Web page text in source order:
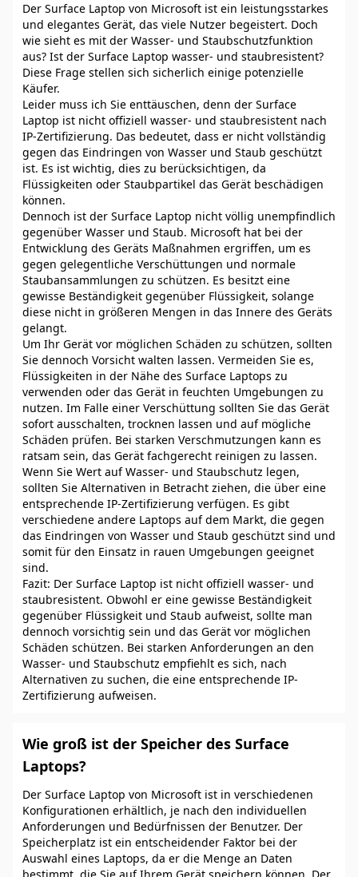
Der Surface Laptop von Microsoft ist ein leistungsstarkes
und elegantes Gerät, das viele Nutzer begeistert. Doch
wie sieht es mit der Wasser- und Staubschutzfunktion
aus? Ist der Surface Laptop wasser- und staubresistent?
Diese Frage stellen sich sicherlich einige potenzielle
Käufer.
Leider muss ich Sie enttäuschen, denn der Surface
Laptop ist nicht offiziell wasser- und staubresistent nach
IP-Zertifizierung. Das bedeutet, dass er nicht vollständig
gegen das Eindringen von Wasser und Staub geschützt
ist. Es ist wichtig, dies zu berücksichtigen, da
Flüssigkeiten oder Staubpartikel das Gerät beschädigen
können.
Dennoch ist der Surface Laptop nicht völlig unempfindlich
gegenüber Wasser und Staub. Microsoft hat bei der
Entwicklung des Geräts Maßnahmen ergriffen, um es
gegen gelegentliche Verschüttungen und normale
Staubansammlungen zu schützen. Es besitzt eine
gewisse Beständigkeit gegenüber Flüssigkeit, solange
diese nicht in größeren Mengen in das Innere des Geräts
gelangt.
Um Ihr Gerät vor möglichen Schäden zu schützen, sollten
Sie dennoch Vorsicht walten lassen. Vermeiden Sie es,
Flüssigkeiten in der Nähe des Surface Laptops zu
verwenden oder das Gerät in feuchten Umgebungen zu
nutzen. Im Falle einer Verschüttung sollten Sie das Gerät
sofort ausschalten, trocknen lassen und auf mögliche
Schäden prüfen. Bei starken Verschmutzungen kann es
ratsam sein, das Gerät fachgerecht reinigen zu lassen.
Wenn Sie Wert auf Wasser- und Staubschutz legen,
sollten Sie Alternativen in Betracht ziehen, die über eine
entsprechende IP-Zertifizierung verfügen. Es gibt
verschiedene andere Laptops auf dem Markt, die gegen
das Eindringen von Wasser und Staub geschützt sind und
somit für den Einsatz in rauen Umgebungen geeignet
sind.
Fazit: Der Surface Laptop ist nicht offiziell wasser- und
staubresistent. Obwohl er eine gewisse Beständigkeit
gegenüber Flüssigkeit und Staub aufweist, sollte man
dennoch vorsichtig sein und das Gerät vor möglichen
Schäden schützen. Bei starken Anforderungen an den
Wasser- und Staubschutz empfiehlt es sich, nach
Alternativen zu suchen, die eine entsprechende IP-
Zertifizierung aufweisen.
Wie groß ist der Speicher des Surface
Laptops?
Der Surface Laptop von Microsoft ist in verschiedenen
Konfigurationen erhältlich, je nach den individuellen
Anforderungen und Bedürfnissen der Benutzer. Der
Speicherplatz ist ein entscheidender Faktor bei der
Auswahl eines Laptops, da er die Menge an Daten